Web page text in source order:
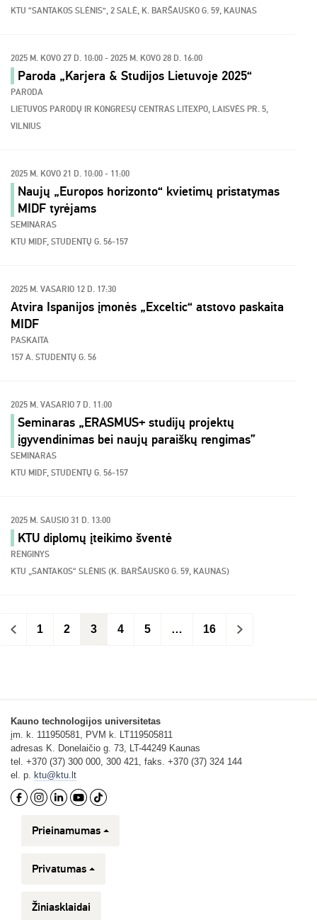
KTU “SANTAKOS SLĖNIS”, 2 SALĖ, K. BARŠAUSKO G. 59, KAUNAS
2025 M. KOVO 27 D. 10:00 - 2025 M. KOVO 28 D. 16:00
Paroda „Karjera & Studijos Lietuvoje 2025“
PARODA
LIETUVOS PARODŲ IR KONGRESŲ CENTRAS LITEXPO, LAISVĖS PR. 5,
VILNIUS
2025 M. KOVO 21 D. 10:00 - 11:00
Naujų „Europos horizonto“ kvietimų pristatymas
MIDF tyrėjams
SEMINARAS
KTU MIDF, STUDENTŲ G. 56-157
2025 M. VASARIO 12 D. 17:30
Atvira Ispanijos įmonės „Exceltic“ atstovo paskaita
MIDF
PASKAITA
157 A. STUDENTŲ G. 56
2025 M. VASARIO 7 D. 11:00
Seminaras „ERASMUS+ studijų projektų
įgyvendinimas bei naujų paraiškų rengimas”
SEMINARAS
KTU MIDF, STUDENTŲ G. 56-157
2025 M. SAUSIO 31 D. 13:00
KTU diplomų įteikimo šventė
RENGINYS
KTU „SANTAKOS“ SLĖNIS (K. BARŠAUSKO G. 59, KAUNAS)
< 1 2 3 4 5 … 16 >
Kauno technologijos universitetas
įm. k. 111950581, PVM k. LT119505811
adresas K. Donelaičio g. 73, LT-44249 Kaunas
tel. +370 (37) 300 000, 300 421, faks. +370 (37) 324 144
el. p. ktu@ktu.lt
Prieinamumas
Privatumas
Žiniasklaidai